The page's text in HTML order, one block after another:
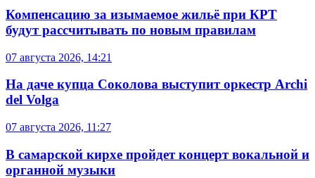
Компенсацию за изымаемое жильё при КРТ
будут рассчитывать по новым правилам
07 августа 2026, 14:21
На даче купца Соколова выступит оркестр Archi
del Volga
07 августа 2026, 11:27
В самарской кирхе пройдет концерт вокальной и
органной музыки